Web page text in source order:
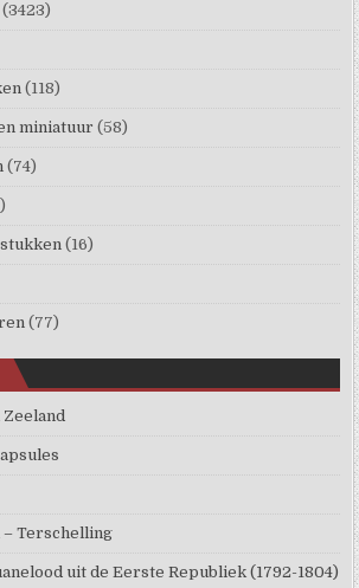
(3423)
(118)
miniatuur (58)
(74)
(16)
(77)
Terschelling
uit de Eerste Republiek (1792-1804)